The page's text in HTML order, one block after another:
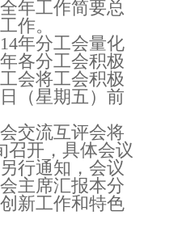
年工作简要总
作。
年分工会量化
各分工会积极
会将工会积极
（星期五）前
交流互评会将
召开，具体会议
行通知，会议
主席汇报本分
新工作和特色